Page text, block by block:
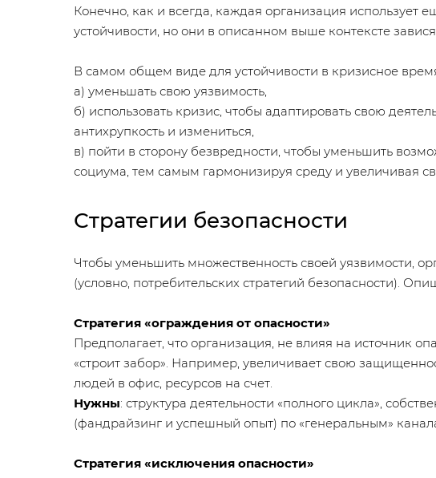
Конечно, как и всегда, каждая организация использует
устойчивости, но они в описанном выше контексте
В самом общем виде для устойчивости в кризисное
а) уменьшать свою уязвимость,
б) использовать кризис, чтобы адаптировать свою
антихрупкость и измениться,
в) пойти в сторону безвредности, чтобы уменьшить
социума, тем самым гармонизируя среду и увеличивая
Стратегии безопасности
Чтобы уменьшить множественность своей уязвимости,
(условно, потребительских стратегий безопасности).
Стратегия «ограждения от опасности»
Предполагает, что организация, не влияя на источник
«строит забор». Например, увеличивает свою
людей в офис, ресурсов на счет.
Нужны: структура деятельности «полного цикла»,
(фандрайзинг и успешный опыт) по «генеральным»
Стратегия «исключения опасности»